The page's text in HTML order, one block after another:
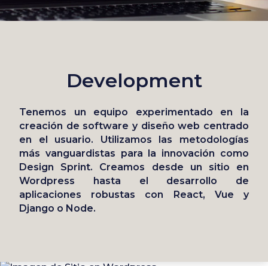
Development
Tenemos un equipo experimentado en la
creación de software y diseño web centrado
en el usuario. Utilizamos las metodologías
más vanguardistas para la innovación como
Design Sprint. Creamos desde un sitio en
Wordpress hasta el desarrollo de
aplicaciones robustas con
React, Vue y
Django o Node.